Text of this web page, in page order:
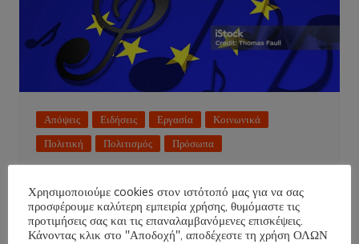
Απόψεις Ειδήσεις Εργασία
Κοινωνικά
Πολιτική
Πολιτισμός Πρόσωπα
NT 18 Μαΐου 2026
Χρησιμοποιούμε cookies στον ιστότοπό μας για να σας
προσφέρουμε καλύτερη εμπειρία χρήσης, θυμόμαστε τις
προτιμήσεις σας και τις επαναλαμβανόμενες επισκέψεις.
Κάνοντας κλικ στο "Αποδοχή", αποδέχεστε τη χρήση ΟΛΩΝ